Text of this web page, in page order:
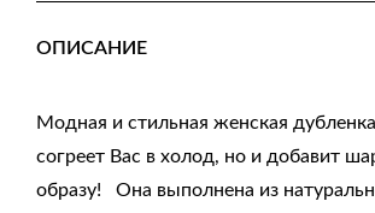
ОПИСАНИЕ
Модная и стильная женская
согреет Вас в холод, но и добавит
образу! Она выполнена из